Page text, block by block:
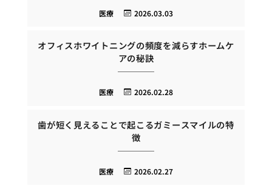
2026.03.03
医療
オフィスホワイトニングの頻度を減らすホームケ
アの秘訣
2026.02.28
医療
歯が短く見えることで起こるガミースマイルの特
徴
2026.02.27
医療